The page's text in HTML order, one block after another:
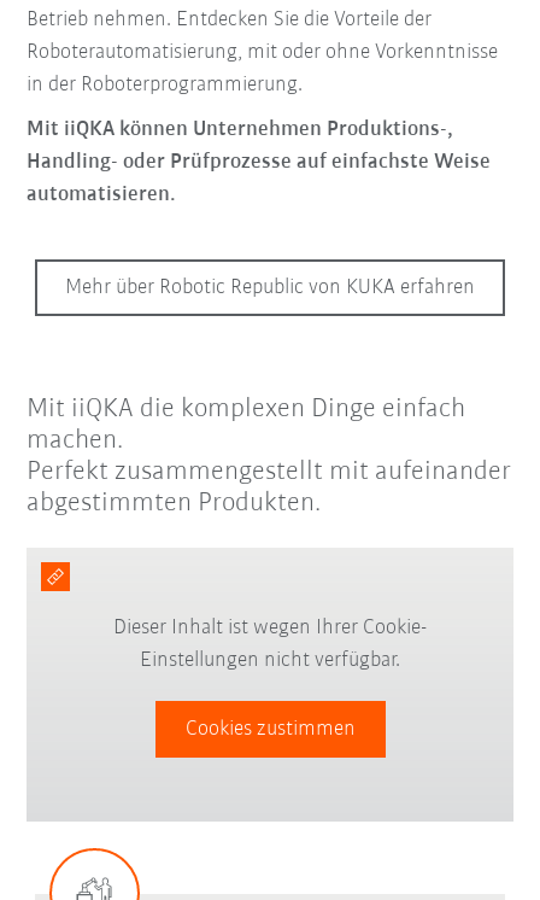
Betrieb nehmen. Entdecken Sie die Vorteile der
Roboterautomatisierung, mit oder ohne Vorkenntnisse
in der Roboterprogrammierung.
Mit iiQKA können Unternehmen Produktions-,
Handling- oder Prüfprozesse auf einfachste Weise
automatisieren.
Mehr über Robotic Republic von KUKA erfahren
Mit iiQKA die komplexen Dinge einfach
machen.
Perfekt zusammengestellt mit aufeinander
abgestimmten Produkten.
Dieser Inhalt ist wegen Ihrer Cookie-
Einstellungen nicht verfügbar.
Cookies zustimmen